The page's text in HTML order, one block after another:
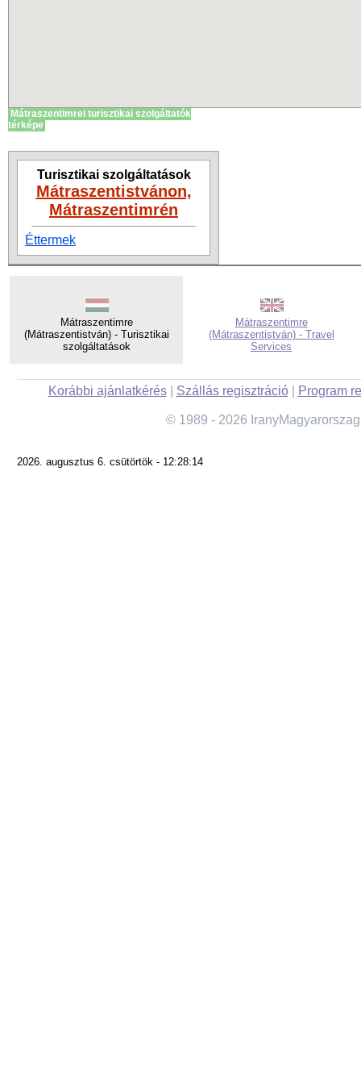
Mátraszentimrei turisztikai szolgáltatók
térképe
Turisztikai szolgáltatások
Mátraszentistvánon,
Mátraszentimrén
Éttermek
Mátraszentimre
(Mátraszentistván) - Turisztikai
szolgáltatások
Mátraszentimre
(Mátraszentistván) - Travel
Services
Korábbi ajánlatkérés| Szállás regisztráció| Program
© 1989 - 2026
2026. augusztus 6. csütörtök - 12:28:14